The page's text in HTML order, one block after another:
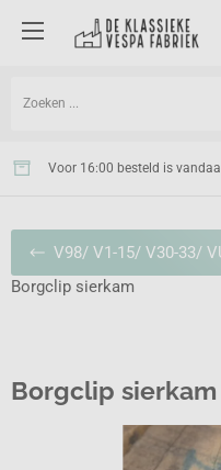
Voor 16:00 besteld is
Gratis verzonden vanaf 100
V98/ V1-15/ V30-33/
Borgclip sierkam
Borgclip sierkam